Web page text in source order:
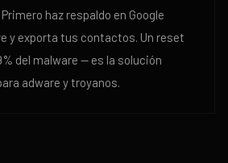
haz respaldo en Google
y exporta tus contactos. Un reset
del malware — es la solución
adware y troyanos.